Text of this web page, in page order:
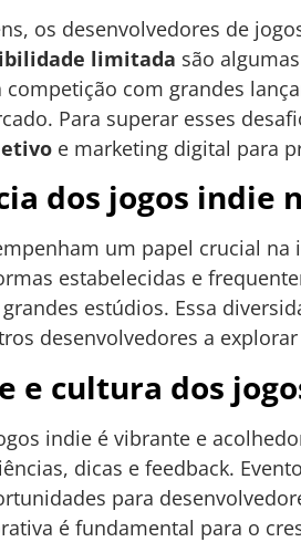
os desenvolvedores de
limitada são
competição com grandes
Para superar esses
e marketing digital para
dos jogos indie
um papel crucial
estabelecidas e
estúdios. Essa
desenvolvedores a
e cultura dos
indie é vibrante e
dicas e feedback.
para
é fundamental para o